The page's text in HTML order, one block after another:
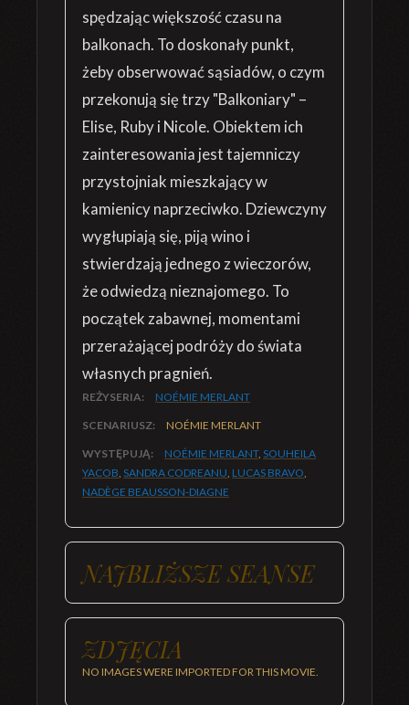
spędzając większość czasu na
balkonach. To doskonały punkt,
żeby obserwować sąsiadów, o czym
przekonują się trzy "Balkoniary" –
Elise, Ruby i Nicole. Obiektem ich
zainteresowania jest tajemniczy
przystojniak mieszkający w
kamienicy naprzeciwko. Dziewczyny
wygłupiają się, piją wino i
stwierdzają jednego z wieczorów,
że odwiedzą nieznajomego. To
początek zabawnej, momentami
przerażającej podróży do świata
własnych pragnień.
REŻYSERIA: NOÉMIE MERLANT
SCENARIUSZ: NOÉMIE MERLANT
WYSTĘPUJĄ: NOÉMIE MERLANT, SOUHEILA
YACOB, SANDRA CODREANU, LUCAS BRAVO,
NADÈGE BEAUSSON-DIAGNE
NAJBLIŻSZE SEANSE
ZDJĘCIA
NO IMAGES WERE IMPORTED FOR THIS MOVIE.